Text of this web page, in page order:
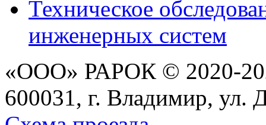
Техническое
инженерных систем
«ООО» РАРОК © 2020-
600031, г. Владимир, ул.